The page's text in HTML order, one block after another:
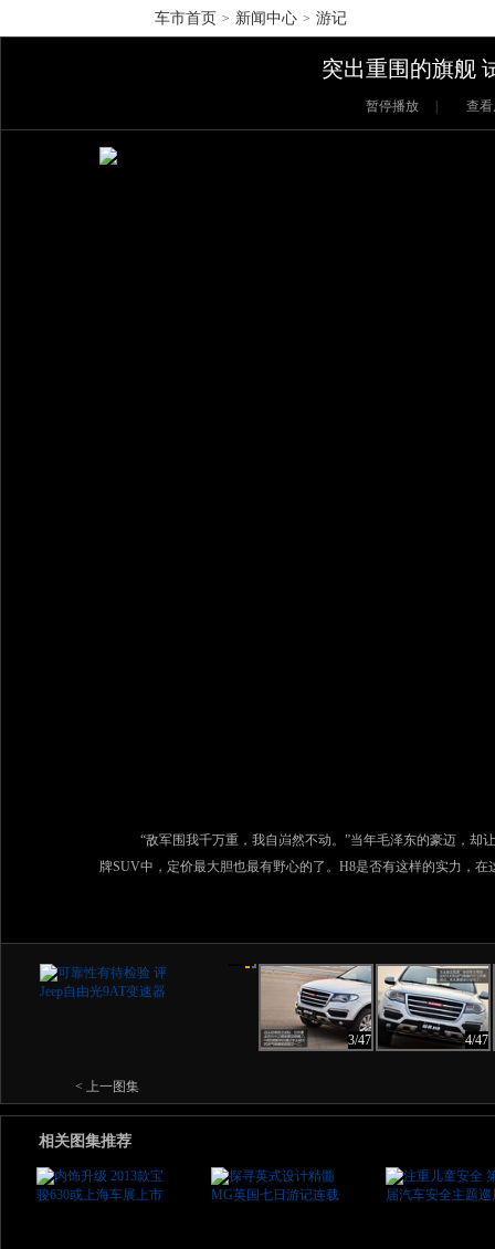
车市首页 > 新闻中心 > 游记
突出重围的旗舰
暂停播放 | 查
“敌军围我千万重，我自岿然不动。”当年毛泽东的豪迈，却
牌SUV中，定价最大胆也最有野心的了。H8是否有这样的实力，
< 上一图集
3/47 4/47
相关图集推荐